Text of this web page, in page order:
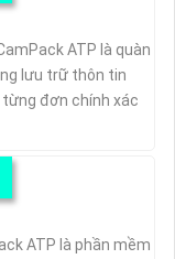
ATP là quàn
lưu trữ thôn tin
đơn chính xác
ATP là phần mềm